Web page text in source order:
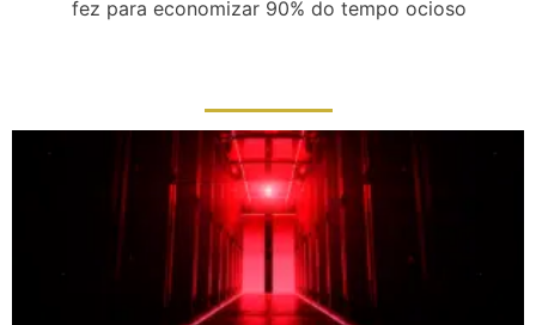
fez para economizar 90% do tempo ocioso